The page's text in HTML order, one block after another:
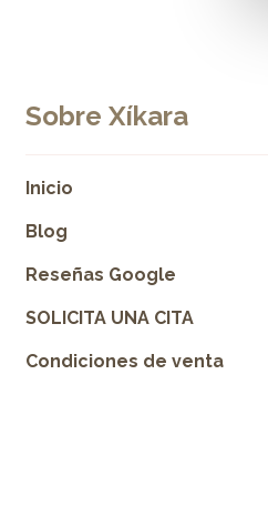
Sobre Xíkara
Inicio
Blog
Reseñas Google
SOLICITA UNA CITA
Condiciones de venta